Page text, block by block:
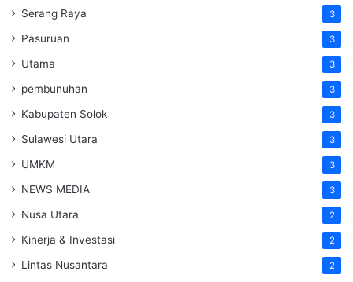
Serang Raya 3
Pasuruan 3
Utama 3
pembunuhan 3
Kabupaten Solok 3
Sulawesi Utara 3
UMKM 3
NEWS MEDIA 3
Nusa Utara 2
Kinerja & Investasi 2
Lintas Nusantara 2